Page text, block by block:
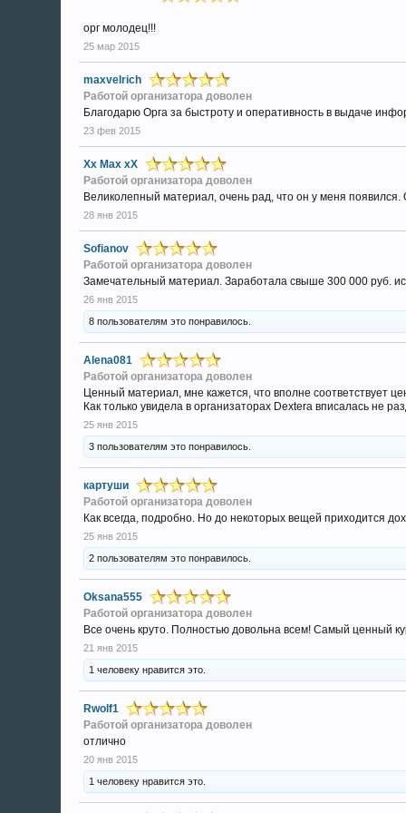
Все 3 блока брать выгоднее, т.к. по отдельности
Только при покупке полного курса Вы сможете
При покупке одного или двух курсов годовое
Это квинтэссенция всех знаний, которую Татьяна
Вам придется немало потрудиться, изучая курс, но
Благодаря ее методике уже более 1500 человек
---------------
* Истории успеха учеников можно посмотреть на
Скрытое содержимое.
** Отзывы учеников можно посмотреть на сайте-
Скрытое содержимое.
Старт обучения - 2 июня 2014 года.
Цена за все 3 блока - 145 тыс. руб. (на момент
орг молодец!!!
25 мар 2015
maxvelrich
Работой организатора доволен
Благодарю Орга за быстроту и оперативность в выдаче
23 фев 2015
Xx Max xX
Работой организатора доволен
Великолепный материал, очень рад, что он у меня
28 янв 2015
Sofianov
Работой организатора доволен
Замечательный материал. Заработала свыше 300 000 руб.
26 янв 2015
8 пользователям это понравилось.
Alena081
Работой организатора доволен
Ценный материал, мне кажется, что вполне соответствует
Как только увидела в организаторах Dexterа вписалась не
25 янв 2015
3 пользователям это понравилось.
картуши
Работой организатора доволен
Как всегда, подробно. Но до некоторых вещей приходится
25 янв 2015
2 пользователям это понравилось.
Oksana555
Работой организатора доволен
Все очень круто. Полностью довольна всем! Самый ценный
21 янв 2015
1 человеку нравится это.
Rwolf1
Работой организатора доволен
отлично
20 янв 2015
1 человеку нравится это.